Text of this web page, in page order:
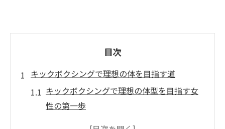
目次
キックボクシングで理想の体を目指す道
キックボクシングで理想の体型を目指す女
性の第一歩
ダイエットとボディメイクに効くキックボ